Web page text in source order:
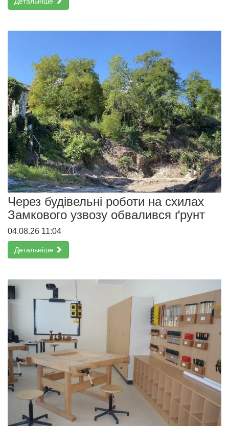
Через будівельні роботи на схилах
Замкового узвозу обвалився ґрунт
04.08.26 11:04
Детальніше